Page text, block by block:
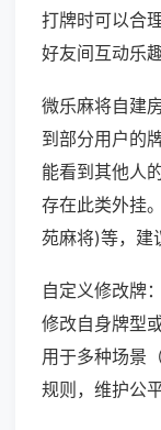
打牌时可以合
好友间互动乐趣
微乐麻将自建
到部分用户的
能看到其他人
存在此类外挂
苑麻将)等，建
自定义修改牌
修改自身牌型
用于多种场景
规则，维护公